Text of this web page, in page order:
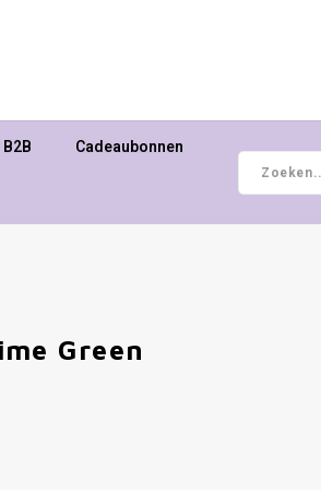
B2B Cadeaubonnen
Green